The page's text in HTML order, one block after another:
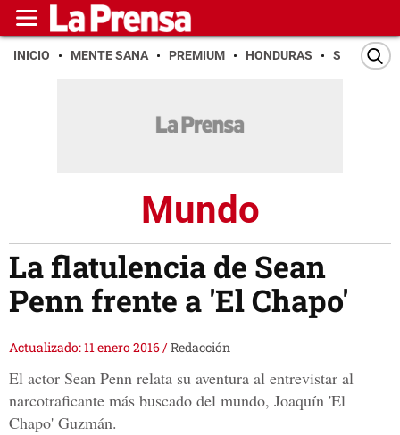
INICIO MENTE SANA PREMIUM HONDURAS SAN PEDRO
Mundo
La flatulencia de Sean
Penn frente a 'El Chapo'
Actualizado: 11 enero 2016/Redacción
El actor Sean Penn relata su aventura al entrevistar al
narcotraficante más buscado del mundo, Joaquín 'El
Chapo' Guzmán.